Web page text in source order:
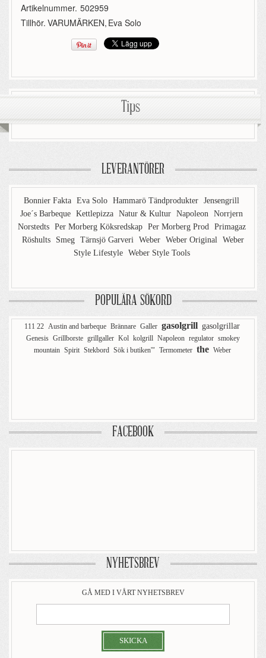
Artikelnummer. 502959
Tillhör. VARUMÄRKEN, Eva Solo
Tips
LEVERANTÖRER
Bonnier Fakta Eva Solo Hammarö Tändprodukter Jensengrill
Joe´s Barbeque Kettlepizza Natur & Kultur Napoleon Norrjern
Norstedts Per Morberg Köksredskap Per Morberg Prod Primagaz
Röshults
Smeg Tärnsjö Garveri Weber Weber Original Weber
Style Lifestyle Weber Style Tools
POPULÄRA SÖKORD
111 22 Austin and barbeque Brännare Galler gasolgrill gasolgrillar
Genesis Grillborste grillgaller Kol kolgrill Napoleon regulator smokey
mountain Spirit Stekbord Sök i butiken'" Termometer the Weber
FACEBOOK
NYHETSBREV
GÅ MED I VÅRT NYHETSBREV
SKICKA